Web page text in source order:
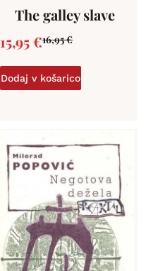
The galley slave
16,95€
15,95€
Dodaj v košarico